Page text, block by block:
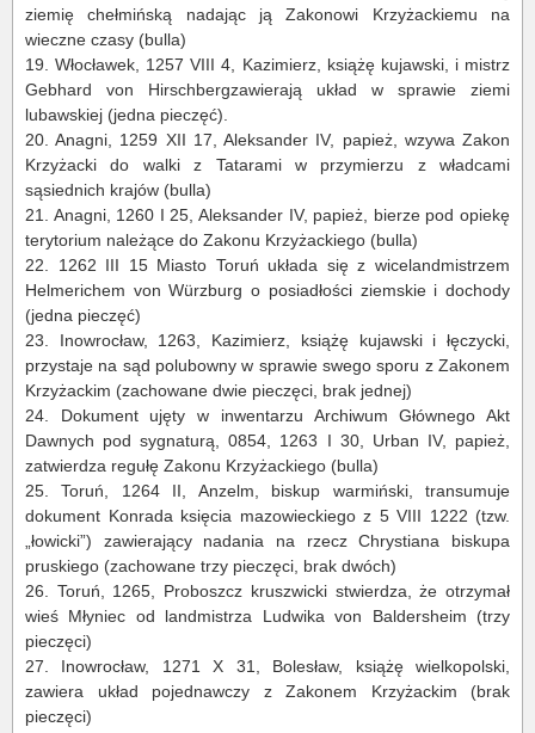
ziemię chełmińską nadając ją Zakonowi Krzyżackiemu na
wieczne czasy (bulla)
19.Włocławek, 1257 VIII 4, Kazimierz, książę kujawski, i mistrz
Gebhard von Hirschbergzawierają układ w sprawie ziemi
lubawskiej (jedna pieczęć).
20.Anagni , 1259 XII 17, Aleksander IV, papież, wzywa Zakon
Krzyżacki do walki z Tatarami w przymierzu z władcami
sąsiednich krajów (bulla)
21. Anagni, 1260 I 25, Aleksander IV, papież, bierze pod opiekę
terytorium należące do Zakonu Krzyżackiego (bulla)
22. 1262 III 15 Miasto Toruń układa się zwicelandmistrzem
Helmerichem vonWürzburg o posiadłości ziemskie i dochody
(jedna pieczęć)
23. Inowrocław, 1263, Kazimierz, książę kujawski i łęczycki,
przystaje na sąd polubowny w sprawie swego sporu z Zakonem
Krzyżackim (zachowane dwie pieczęci, brak jednej)
24. Dokument ujęty w inwentarzu Archiwum Głównego Akt
Dawnych pod sygnaturą, 0854, 1263 I 30, Urban IV, papież,
zatwierdza regułę Zakonu Krzyżackiego (bulla)
25.Toruń, 1264 II, Anzelm, biskup warmiński, transumuje
dokument Konrada księcia mazowieckiego z 5 VIII 1222 (tzw.
„łowicki”) zawierający nadania na rzecz Chrystiana biskupa
pruskiego (zachowane trzy pieczęci, brak dwóch)
26. Toruń, 1265, Proboszcz kruszwicki stwierdza, że otrzymał
wieś Młyniec od landmistrza Ludwika von Baldersheim (trzy
pieczęci)
27. Inowrocław, 1271 X 31, Bolesław, książę wielkopolski,
zawiera układ pojednawczy z Zakonem Krzyżackim (brak
pieczęci)